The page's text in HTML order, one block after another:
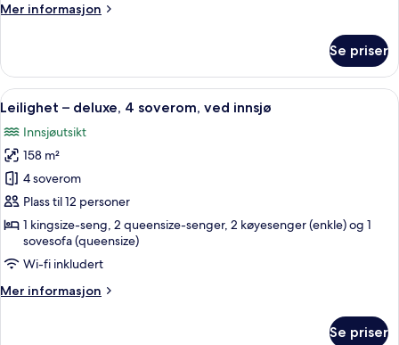
Mer informasjon
Mer
BD
Cabin
w/
#25
Se priser
Åpne
alle
bildene
av
Leilighet
–
deluxe,
soverom,
ved
innsjø
Leilighet – deluxe, 4 soverom, ved
27
Leilighet – deluxe, 4 soverom, ved innsjø
Innsjøutsikt
158 m²
4 soverom
Plass til 12 personer
1 kingsize-seng, 2 queensize-senger, 2 køyesenger (enkle) og 1
sovesofa (queensize)
Wi-fi inkludert
Mer informasjon
Mer
Se priser